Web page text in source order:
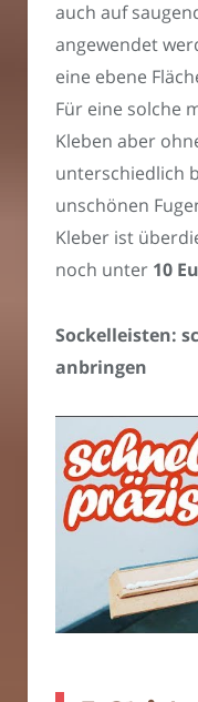
auch auf
angewendet
eine ebene
Für eine solche
Kleben aber
unterschiedlich
unschönen
Kleber ist
noch unter 10
Sockelleisten:
anbringen